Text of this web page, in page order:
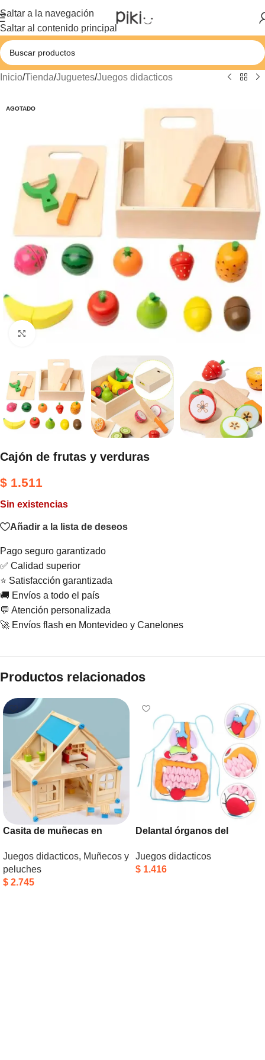
Saltar a la navegación
Saltar al contenido principal
Inicio/Tienda/Juguetes/Juegos didacticos
AGOTADO
Haga clic para ampliar
Cajón de frutas y verduras
$ 1.511
Sin existencias
Añadir a la lista de deseos
Pago seguro garantizado
✅ Calidad superior
⭐ Satisfacción garantizada
🚚 Envíos a todo el país
💬 Atención personalizada
🚀 Envíos flash en Montevideo y Canelones
Productos relacionados
Casita de muñecas en
Juegos didacticos, Muñecos y
peluches
$ 2.745
Delantal órganos del
Juegos didacticos
$ 1.416